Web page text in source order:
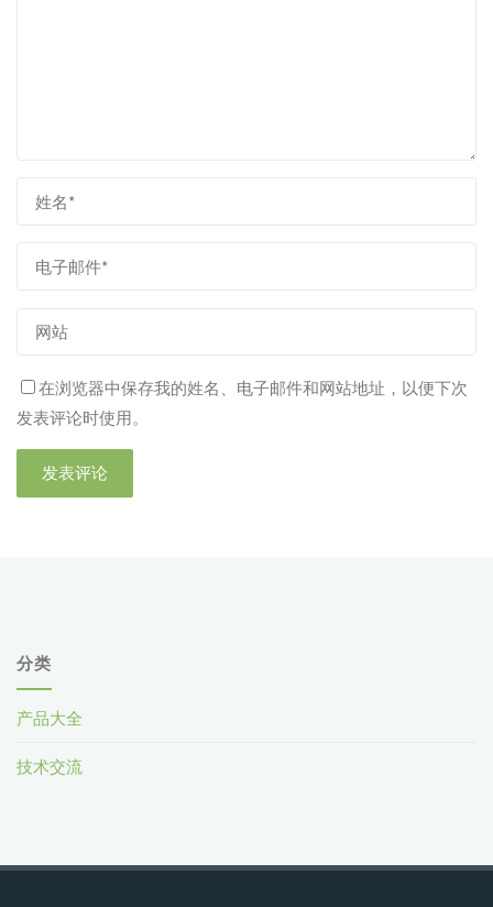
在浏览器中保存我的姓名、电子邮件和网站地址，以便下次
发表评论时使用。
分类
产品大全
技术交流